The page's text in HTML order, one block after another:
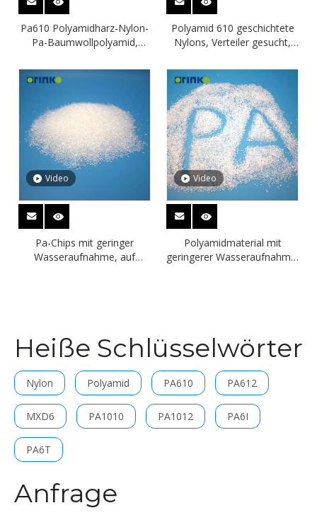
Pa610 Polyamidharz-Nylon-
Pa-Baumwollpolyamid,
geringer Wasseraufnahme
Polyamid 610 geschichtete
Nylons, Verteiler gesucht,
Instrumentenschienen
Video
Pa-Chips mit geringer
Wasseraufnahme, auf
Video
Polyamidmaterial mit
geringerer Wasseraufnahme.
Heiße Schlüsselwörter
Nylon Polyamid PA610 PA612
MXD6 PA1010 PA1012 PA6I
PA6T
Anfrage